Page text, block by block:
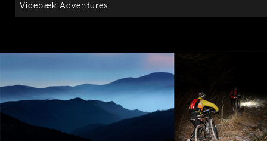
Videbæk Adventures